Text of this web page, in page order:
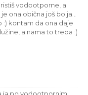
vodootporne, a
ona obična još bolja…
:) kontam da ona daje
a nama to treba :)